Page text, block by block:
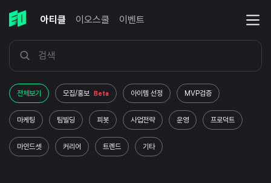
아티클 이오스쿨 이벤트
전체보기 모집/홍보 Beta 아이템 선정 MVP검증
마케팅 팀빌딩 피봇 사업전략 운영 프로덕트
마인드셋 커리어 트렌드 기타